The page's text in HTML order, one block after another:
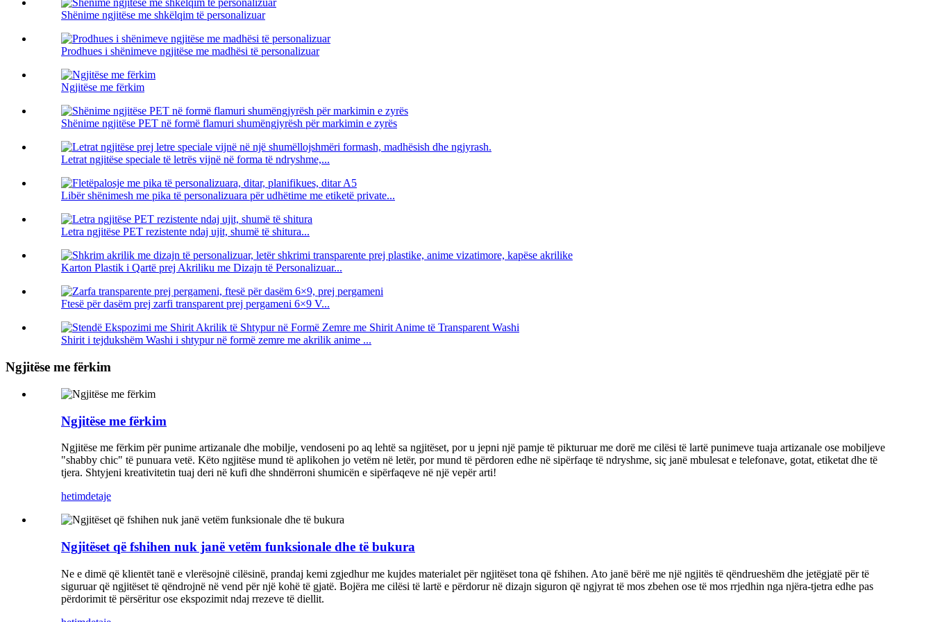
Shënime ngjitëse me shkëlqim të personalizuar
Prodhues i shënimeve ngjitëse me madhësi të personalizuar
Ngjitëse me fërkim
Shënime ngjitëse PET në formë flamuri shumëngjyrësh për markimin e zyrës
Letrat ngjitëse speciale të letrës vijnë në forma të ndryshme,...
Libër shënimesh me pika të personalizuara për udhëtime me etiketë private...
Letra ngjitëse PET rezistente ndaj ujit, shumë të shitura...
Karton Plastik i Qartë prej Akriliku me Dizajn të Personalizuar...
Ftesë për dasëm prej zarfi transparent prej pergameni 6×9 V...
Shirit i tejdukshëm Washi i shtypur në formë zemre me akrilik anime ...
Ngjitëse me fërkim
Ngjitëse me fërkim
Ngjitëse me fërkim për punime artizanale dhe mobilje, vendoseni po aq lehtë sa ngjitëset, por u jepni një pamje të pikturuar me dorë me cilësi të lartë punimeve tuaja artizanale ose mobiljeve
"shabby chic" të punuara vetë. Këto ngjitëse mund të aplikohen jo vetëm në letër, por mund të përdoren edhe në sipërfaqe të ndryshme, siç janë mbulesat e telefonave, gotat, etiketat dhe të
tjera. Shtyjeni kreativitetin tuaj deri në kufi dhe shndërroni shumicën e sipërfaqeve në një vepër arti!
hetimdetaje
Ngjitëset që fshihen nuk janë vetëm funksionale dhe të bukura
Ne e dimë që klientët tanë e vlerësojnë cilësinë, prandaj kemi zgjedhur me kujdes materialet për ngjitëset tona që fshihen. Ato janë bërë me një ngjitës të qëndrueshëm dhe jetëgjatë për të
siguruar që ngjitëset të qëndrojnë në vend për një kohë të gjatë. Bojëra me cilësi të lartë e përdorur në dizajn siguron që ngjyrat të mos zbehen ose të mos rrjedhin nga njëra-tjetra edhe pas
përdorimit të përsëritur ose ekspozimit ndaj rrezeve të diellit.